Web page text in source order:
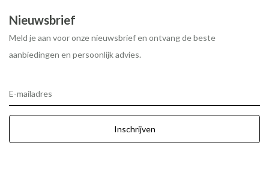
Nieuwsbrief
Meld je aan voor onze nieuwsbrief en ontvang de beste
aanbiedingen en persoonlijk advies.
E-mailadres
Inschrijven